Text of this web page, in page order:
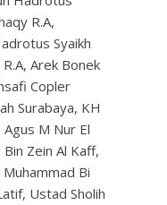
R.A,
Syaikh
Arek Bonek
Copler
Surabaya, KH
M Nur El
Zein Al Kaff,
Bi
Ustad Sholih